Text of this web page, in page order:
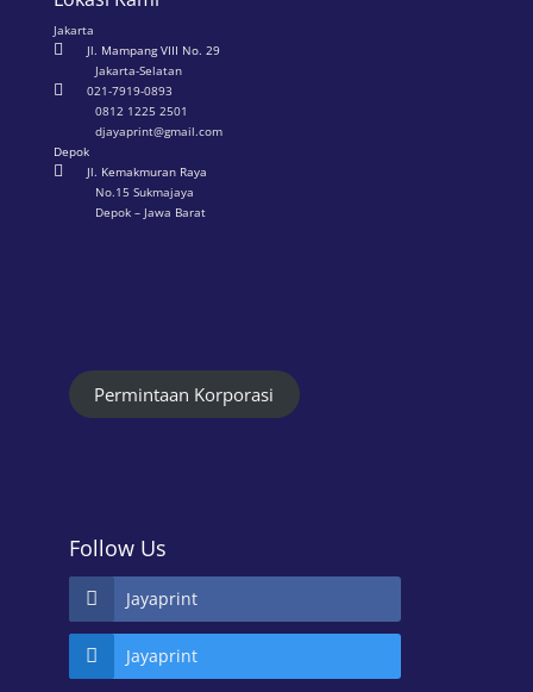
Jakarta

Jl. Mampang VIII No. 29
Jakarta-Selatan

021-7919-0893
0812 1225 2501
djayaprint@gmail.com
Depok

Jl. Kemakmuran Raya
No.15 Sukmajaya
Depok – Jawa Barat
Permintaan Korporasi
Follow Us
Jayaprint
Jayaprint